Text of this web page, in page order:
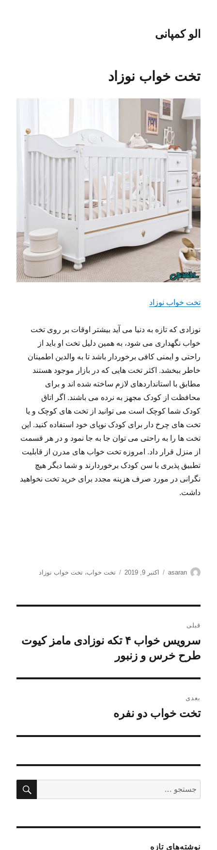
الو کمپانی
تخت خواب نوزاد
تخت خواب نوزاد
نوزادی که تازه به دنیا می آید بیشتر اوقات بر روی تخت
خواب نگهداری می شود، به همین دلیل تخت او باید از
راحتی و ایمنی کافی برخوردار باشد تا به والدین اطمینان
خاطر ببخشد. اکثر تخت هایی که در بازار موجود هستند
مطابق با استانداردهای لازم ساخته شده اند و برای
محافظت از کودک مجهز به نرده می باشند. اگر اتاق
کودک شما کوچک است می توانید از تخت های کوچک و یا
تخت های چرخ دار برای کودک نوپای خود استفاده کنید. این
تخت ها را به راحتی می توان جا به جا نمود و در هر قسمت
از منزل قرار داد. امروزه تخت خواب های مدرن از قابلیت
تطبیق پذیری با سن کودک برخوردارند و شما دیگر هیچ
نگرانی در مورد صرف هزینه مجدد برای خرید تخت نخواهید
داشت.
نویسنده
asaran
ارسال
اکتبر 9, 2019 برچسب‌ها
تخت خواب،تخت خواب نوزاد
نوشته
قبلی
نوشته
قبلی:
سرویس خواب ۴ تکه نوزادی مامز کیوت
طرح خرس و زنبور
بعدی
نوشته
تخت خواب دو نفره
برای:
نوشته‌های تازه